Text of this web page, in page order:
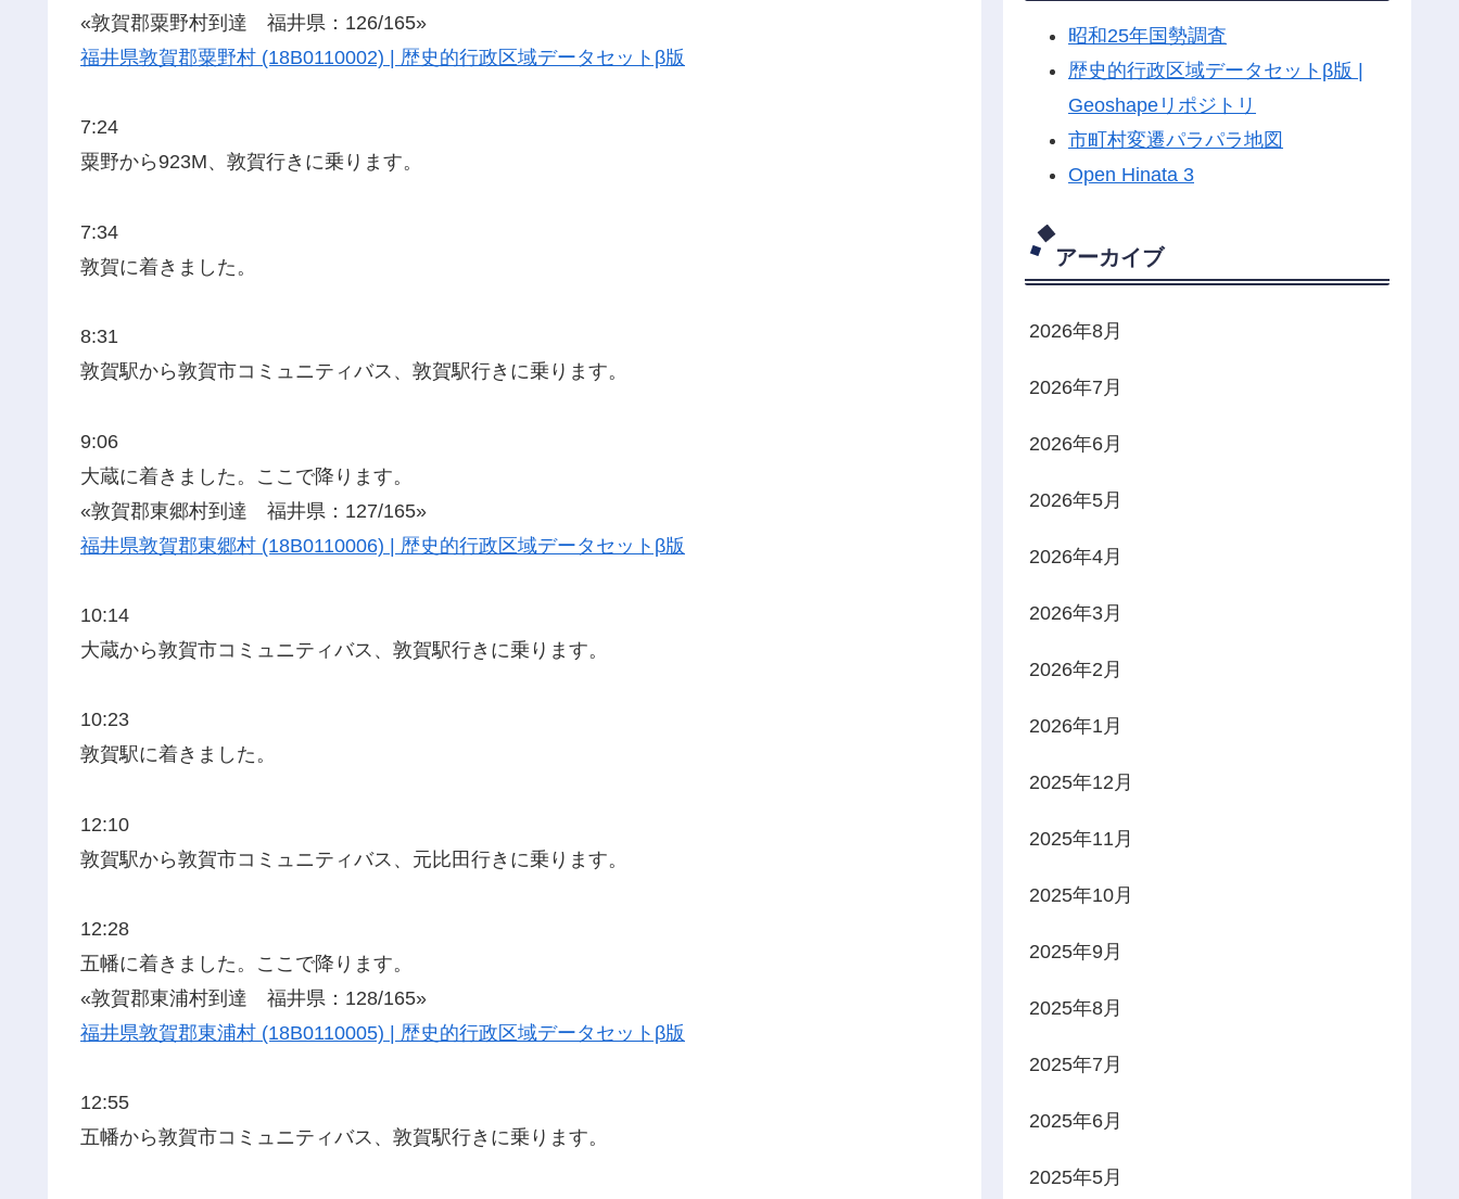
«敦賀郡粟野村到達 福井県：126/165»
福井県敦賀郡粟野村 (18B0110002) | 歴史的行政区域データセットβ版
7:24
粟野から923M、敦賀行きに乗ります。
7:34
敦賀に着きました。
8:31
敦賀駅から敦賀市コミュニティバス、敦賀駅行きに乗ります。
9:06
大蔵に着きました。ここで降ります。
«敦賀郡東郷村到達 福井県：127/165»
福井県敦賀郡東郷村 (18B0110006) | 歴史的行政区域データセットβ版
10:14
大蔵から敦賀市コミュニティバス、敦賀駅行きに乗ります。
10:23
敦賀駅に着きました。
12:10
敦賀駅から敦賀市コミュニティバス、元比田行きに乗ります。
12:28
五幡に着きました。ここで降ります。
«敦賀郡東浦村到達 福井県：128/165»
福井県敦賀郡東浦村 (18B0110005) | 歴史的行政区域データセットβ版
12:55
五幡から敦賀市コミュニティバス、敦賀駅行きに乗ります。
昭和25年国勢調査
歴史的行政区域データセットβ版 |
Geoshapeリポジトリ
市町村変遷パラパラ地図
Open Hinata 3
アーカイブ
2026年8月
2026年7月
2026年6月
2026年5月
2026年4月
2026年3月
2026年2月
2026年1月
2025年12月
2025年11月
2025年10月
2025年9月
2025年8月
2025年7月
2025年6月
2025年5月